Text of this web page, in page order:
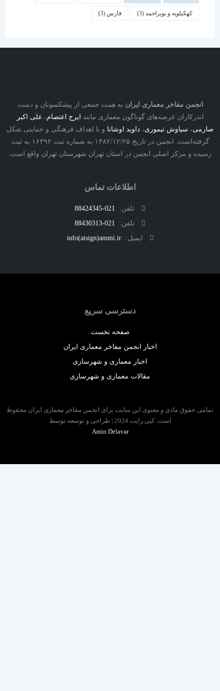
کهکیلویه و بویراحمد(3) فارس
مفاخر معماری ایرانبه همت جمعی از پیشکسوتان و دست
عرصه‌های گوناگون معماری مانندایرج اعتصام،علی اکبر
،سیاوش تیموری،داوید اوشانا و با اهداف فرهنگی و حمایتی شکل
گرفته‌است. انجمن در تاریخ ۱۳۸۲/۱۲/۲۵ به شماره ثبت ۱۶۳۹۲ به ثبت
و مرکز اصلی انجمن در استان تهران شهرستان تهران واقع است.
اطلاعات تماس
تلفن:
021-88424345
تلفن:
021-88430313
ایمیل:
info(atsign)ammi.ir
دسترسی سریع
صفحه نخست
اخبار انجمن مفاخر معماری ایران
اخبار معماری و شهرسازی
مقالات معماری و شهرسازی
حقوق مادی و معنوی این سایت برای انجمن مفاخر معماری ایران محفوظ
است. کپی رایت 2024 | طراحی و توسعه توسط
Amin Delavar